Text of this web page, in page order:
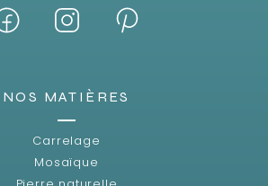
NOS MATIÈRES
Carrelage
Mosaïque